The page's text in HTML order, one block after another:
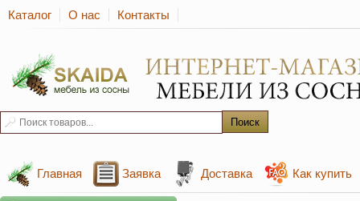
Каталог О нас Контакты
Главная Заявка Доставка Как купить